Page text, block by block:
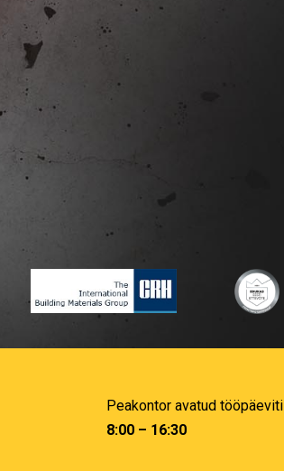
Peakontor avatud tööpäeviti
8:00 – 16:30